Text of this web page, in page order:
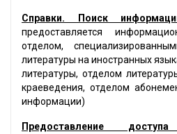
Справки. Поиск
предоставляется
отделом,
литературы на иностранных
литературы, отделом
краеведения, отделом
информации)
Предоставление